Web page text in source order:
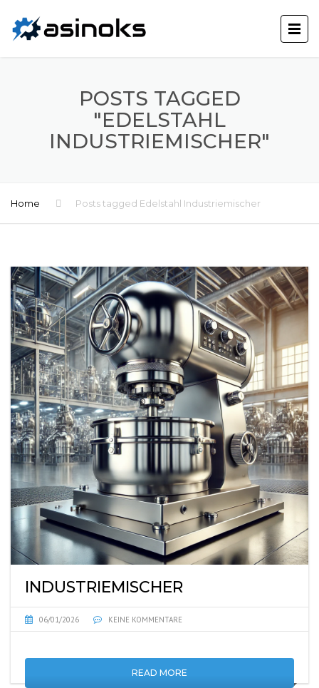
POSTS TAGGED
"EDELSTAHL
INDUSTRIEMISCHER"
Home Posts tagged Edelstahl Industriemischer
INDUSTRIEMISCHER
06/01/2026 KEINE KOMMENTARE
READ MORE